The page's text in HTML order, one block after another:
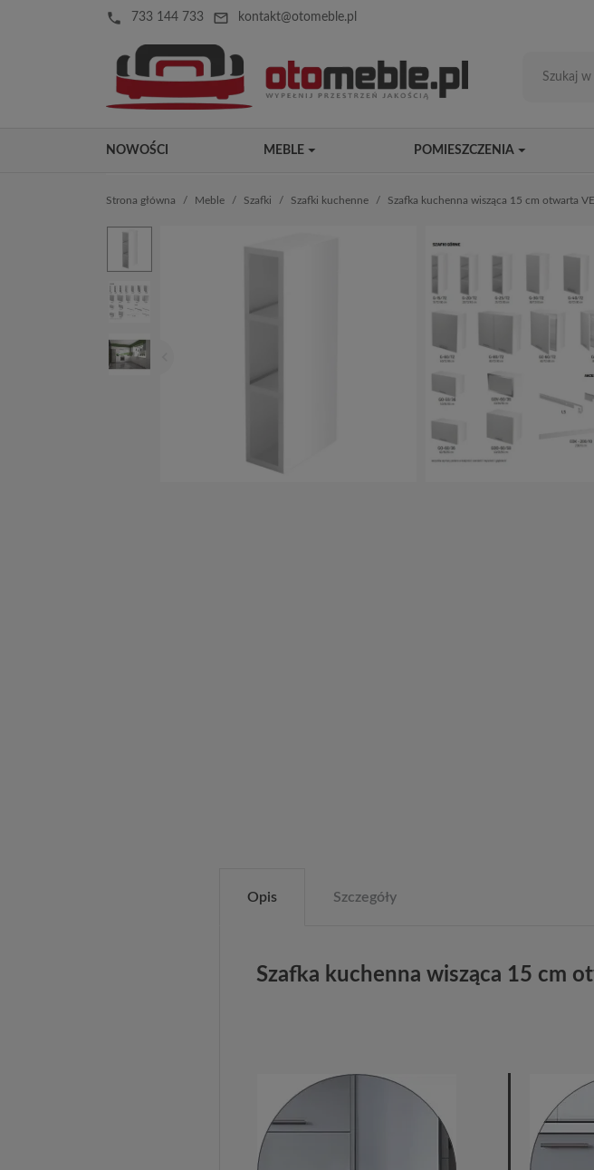
local_phone 733 144 733 mail_outline kontakt@otomeble.pl
NOWOŚCI MEBLE POMIESZCZENIA
Strona główna Meble Szafki Szafki kuchenne Szafka kuchenna wisząca 15 cm otwarta
Opis Szczegóły
Szafka kuchenna wisząca 15 cm